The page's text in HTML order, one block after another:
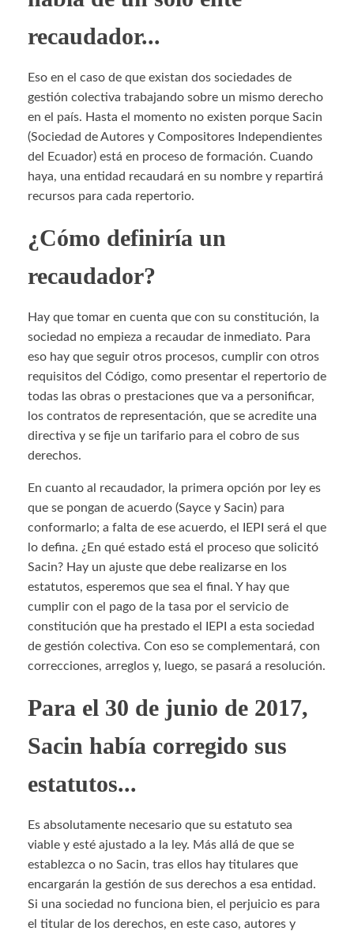
recaudador...
Eso en el caso de que existan dos sociedades de
gestión colectiva trabajando sobre un mismo derecho
en el país. Hasta el momento no existen porque Sacin
(Sociedad de Autores y Compositores Independientes
del Ecuador) está en proceso de formación. Cuando
haya, una entidad recaudará en su nombre y repartirá
recursos para cada repertorio.
¿Cómo definiría un
recaudador?
Hay que tomar en cuenta que con su constitución, la
sociedad no empieza a recaudar de inmediato. Para
eso hay que seguir otros procesos, cumplir con otros
requisitos del Código, como presentar el repertorio de
todas las obras o prestaciones que va a personificar,
los contratos de representación, que se acredite una
directiva y se fije un tarifario para el cobro de sus
derechos.
En cuanto al recaudador, la primera opción por ley es
que se pongan de acuerdo (Sayce y Sacin) para
conformarlo; a falta de ese acuerdo, el IEPI será el que
lo defina. ¿En qué estado está el proceso que solicitó
Sacin? Hay un ajuste que debe realizarse en los
estatutos, esperemos que sea el final. Y hay que
cumplir con el pago de la tasa por el servicio de
constitución que ha prestado el IEPI a esta sociedad
de gestión colectiva. Con eso se complementará, con
correcciones, arreglos y, luego, se pasará a resolución.
Para el 30 de junio de 2017,
Sacin había corregido sus
estatutos...
Es absolutamente necesario que su estatuto sea
viable y esté ajustado a la ley. Más allá de que se
establezca o no Sacin, tras ellos hay titulares que
encargarán la gestión de sus derechos a esa entidad.
Si una sociedad no funciona bien, el perjuicio es para
el titular de los derechos, en este caso, autores y